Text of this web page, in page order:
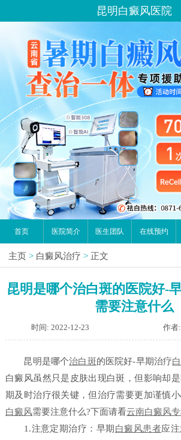
昆明白癜风医院
首页 医院简介 医生团队 在线预约
主页 > 白癜风治疗 > 正文
昆明是哪个治白斑的医院好-
需要注意什么
时间: 2022-12-23 作者
昆明是哪个治白斑的医院好-早期治疗
白癜风虽然只是皮肤出现白斑，但影响却
期及时治疗很关键，但治疗需要更加谨慎
白癜风需要注意什么?下面请看云南白癜风
1.注意定期治疗：早期 白癜风患者应